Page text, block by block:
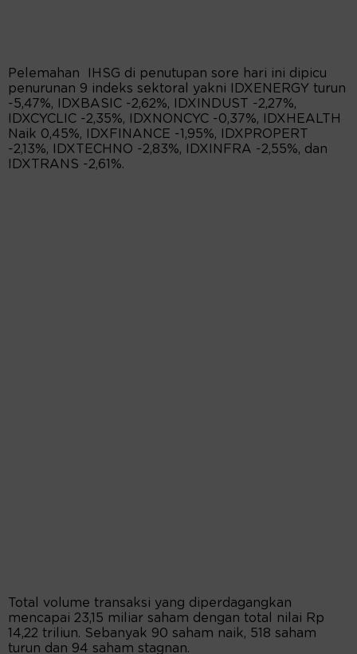
Pelemahan IHSG di penutupan sore hari ini dipicu
penurunan 9 indeks sektoral yakni IDXENERGY turun
-5,47%, IDXBASIC -2,62%, IDXINDUST -2,27%,
IDXCYCLIC -2,35%, IDXNONCYC -0,37%, IDXHEALTH
Naik 0,45%, IDXFINANCE -1,95%, IDXPROPERT
-2,13%, IDXTECHNO -2,83%, IDXINFRA -2,55%, dan
IDXTRANS -2,61%.
Total volume transaksi yang diperdagangkan
mencapai 23,15 miliar saham dengan total nilai Rp
14,22 triliun. Sebanyak 90 saham naik, 518 saham
turun dan 94 saham stagnan.